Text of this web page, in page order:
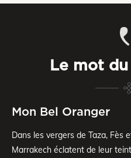
Le mot
Mon Bel Oranger
Dans les vergers de Taza, Fès
Marrakech éclatent de leur